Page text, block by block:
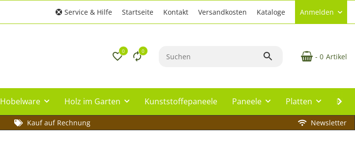
Service & Hilfe Startseite Kontakt Versandkosten Kataloge Anmelden
0 0
- 0 Artikel
Hobelware Holz im Garten Kunststoffepaneele Paneele Platten
Kauf auf Rechnung
Newsletter